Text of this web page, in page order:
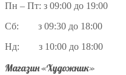
Пн – Пт: з 09:00 до 19:00
Сб: з 09:30 до 18:00
Нд: з 10:00 до 18:00
Магазин «Художник»